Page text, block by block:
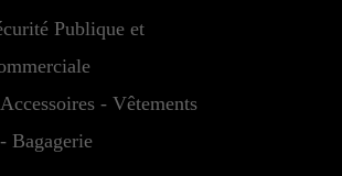
Publique et
Accessoires - Vêtements
- Bagagerie